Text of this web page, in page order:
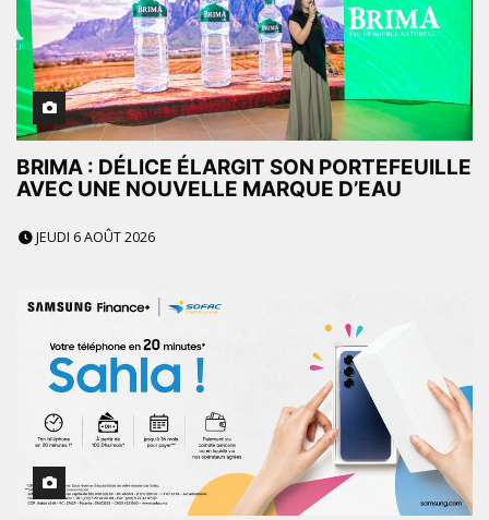
BRIMA : DÉLICE ÉLARGIT SON PORTEFEUILLE
AVEC UNE NOUVELLE MARQUE D’EAU
JEUDI 6 AOÛT 2026